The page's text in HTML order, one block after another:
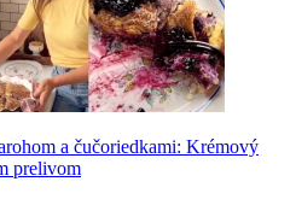
a čučoriedkami: Krémový
prelivom